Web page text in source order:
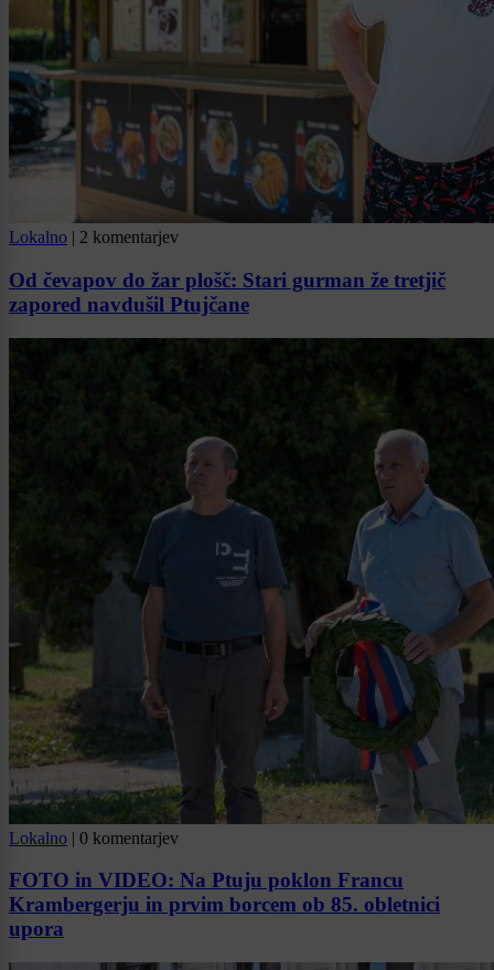
Lokalno | 2 komentarjev
Od čevapov do žar plošč: Stari gurman že tretjič
zapored navdušil Ptujčane
Lokalno | 0 komentarjev
FOTO in VIDEO: Na Ptuju poklon Francu
Krambergerju in prvim borcem ob 85. obletnici
upora